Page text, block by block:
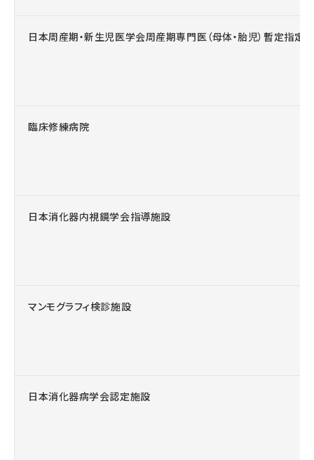
日本周産期・新生児医学会周産期専門医（母体・胎児）暫定指定
臨床修練病院
日本消化器内視鏡学会指導施設
マンモグラフィ検診施設
日本消化器病学会認定施設